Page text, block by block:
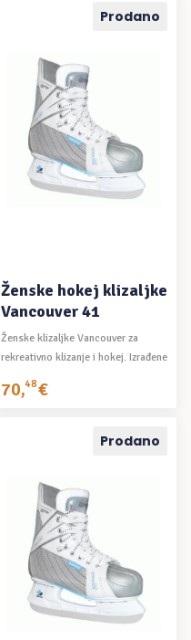
Prodano
PROČITAJ VIŠE
Ženske hokej klizaljke
Vancouver 41
Ženske klizaljke Vancouver za
rekreativno klizanje i hokej. Izrađene
70,48€
Prodano
PROČITAJ VIŠE